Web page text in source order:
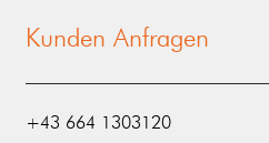
Kunden Anfragen
‭+43 664 1303120‬